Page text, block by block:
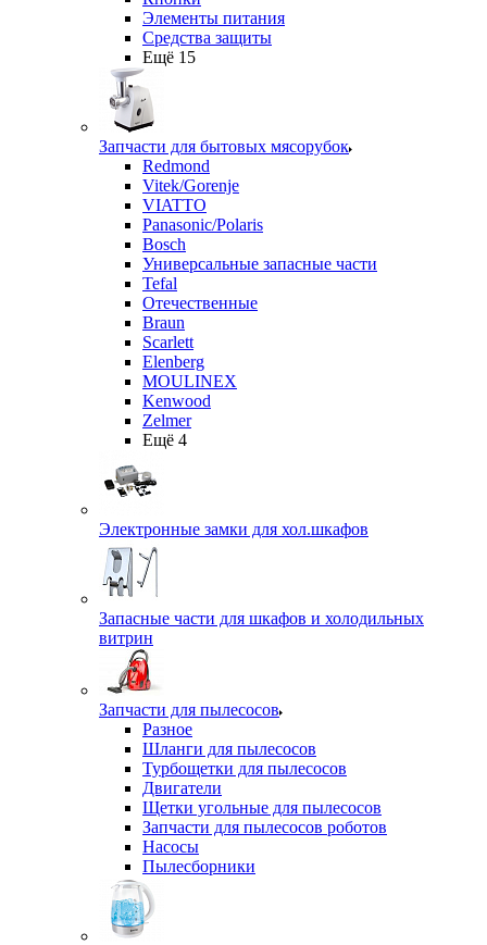
Элементы питания
Средства защиты
Ещё 15
Запчасти для бытовых мясорубок
Redmond
Vitek/Gorenje
VIATTO
Panasonic/Polaris
Bosch
Универсальные запасные части
Tefal
Отечественные
Braun
Scarlett
Elenberg
MOULINEX
Kenwood
Zelmer
Ещё 4
Электронные замки для хол.шкафов
Запасные части для шкафов и холодильных
витрин
Запчасти для пылесосов
Разное
Шланги для пылесосов
Турбощетки для пылесосов
Двигатели
Щетки угольные для пылесосов
Запчасти для пылесосов роботов
Насосы
Пылесборники